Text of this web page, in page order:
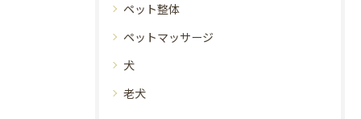
ペット整体
ペットマッサージ
犬
老犬